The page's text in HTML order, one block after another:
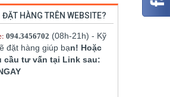
ĐẶT HÀNG TRÊN WEBSITE?
094.3456702 (08h-21h) - Kỹ
đặt hàng giúp bạn! Hoặc
cầu tư vấn tại Link sau: